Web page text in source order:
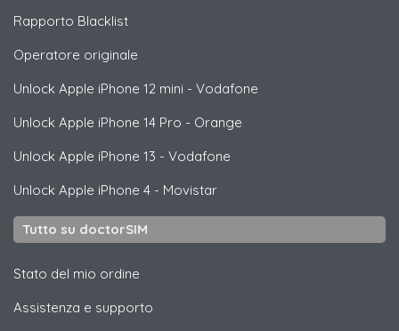
Rapporto Blacklist
Operatore originale
Unlock Apple iPhone 12 mini - Vodafone
Unlock Apple iPhone 14 Pro - Orange
Unlock Apple iPhone 13 - Vodafone
Unlock Apple iPhone 4 - Movistar
Tutto su doctorSIM
Stato del mio ordine
Assistenza e supporto